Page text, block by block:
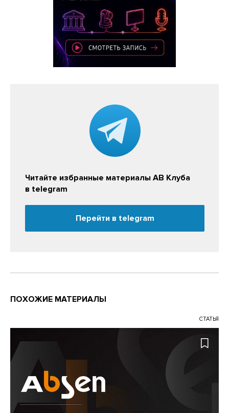
Читайте избранные материалы АВ Клуба
в telegram
Перейти в telegram
ПОХОЖИЕ МАТЕРИАЛЫ
СТАТЬЯ